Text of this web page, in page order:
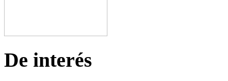
De interés